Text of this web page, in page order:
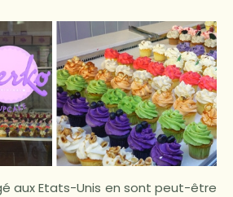
aux Etats-Unis en sont peut-être